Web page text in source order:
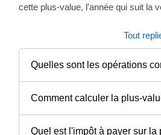
cette plus-value, l'année qui suit la
Tout
Quelles sont les opérations
Comment calculer la plus-
Quel est l'impôt à payer sur la